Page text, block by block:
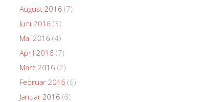
August 2016 (7)
Juni 2016 (3)
Mai 2016 (4)
April 2016 (7)
März 2016 (2)
Februar 2016 (6)
Januar 2016 (6)